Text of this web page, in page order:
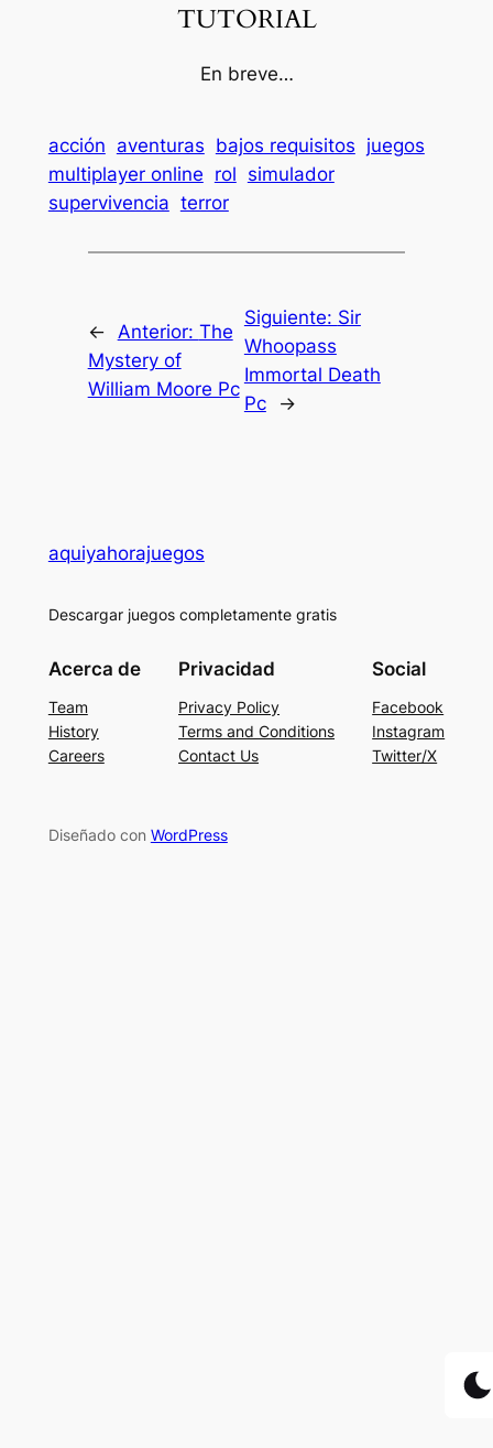
TUTORIAL
En breve…
acción aventuras bajos requisitos juegos
multiplayer online rol simulador
supervivencia terror
← Anterior: The
Mystery of
William Moore Pc
Siguiente: Sir
Whoopass
Immortal Death
Pc
→
aquiyahorajuegos
Descargar juegos completamente gratis
Acerca de
Team
History
Careers
Privacidad
Privacy Policy
Terms and Conditions
Contact Us
Social
Facebook
Instagram
Twitter/X
Diseñado con WordPress